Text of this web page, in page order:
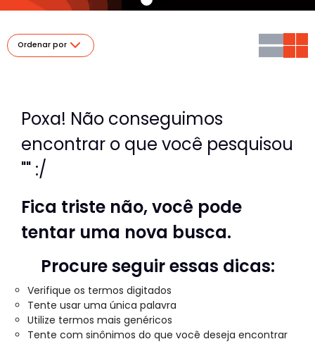
Ordenar por
Poxa! Não conseguimos
encontrar o que você pesquisou
"" :/
Fica triste não, você pode
tentar uma nova busca.
Procure seguir essas dicas:
Verifique os termos digitados
Tente usar uma única palavra
Utilize termos mais genéricos
Tente com sinônimos do que você deseja encontrar